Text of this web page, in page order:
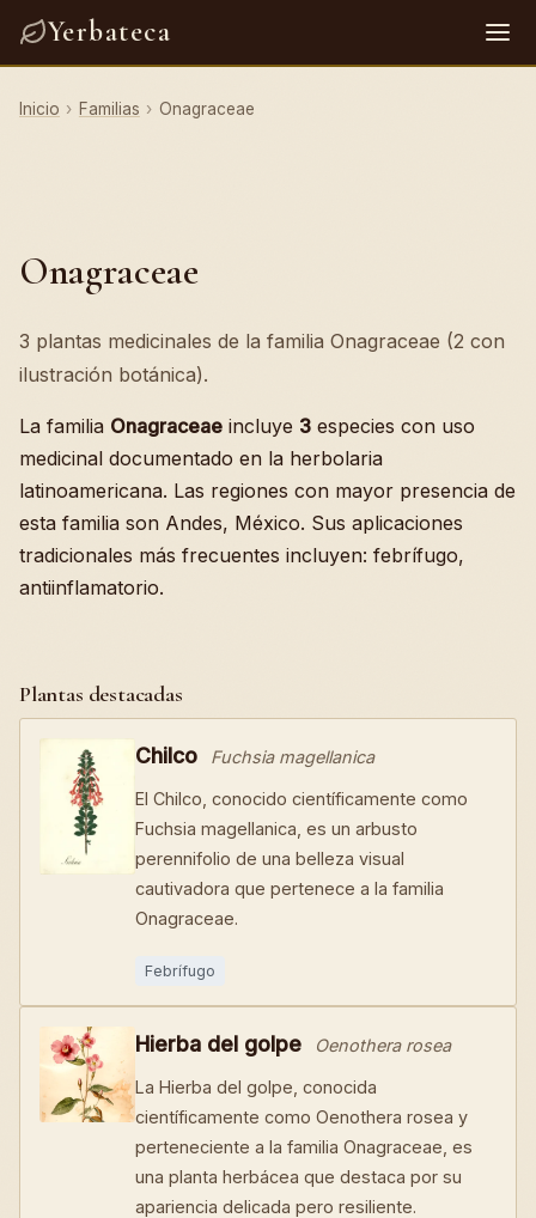
Yerbateca
Inicio › Familias › Onagraceae
Onagraceae
3 plantas medicinales de la familia Onagraceae (2 con
ilustración botánica).
La familia Onagraceae incluye 3 especies con uso
medicinal documentado en la herbolaria
latinoamericana. Las regiones con mayor presencia de
esta familia son Andes, México. Sus aplicaciones
tradicionales más frecuentes incluyen: febrífugo,
antiinflamatorio.
Plantas destacadas
Chilco Fuchsia magellanica
El Chilco, conocido científicamente como
Fuchsia magellanica, es un arbusto
perennifolio de una belleza visual
cautivadora que pertenece a la familia
Onagraceae.
Febrífugo
Hierba del golpe Oenothera rosea
La Hierba del golpe, conocida
científicamente como Oenothera rosea y
perteneciente a la familia Onagraceae, es
una planta herbácea que destaca por su
apariencia delicada pero resiliente.